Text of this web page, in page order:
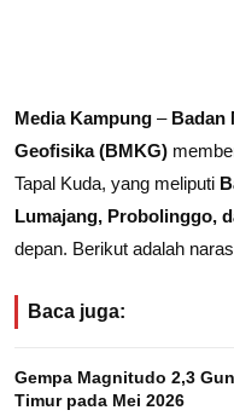
Media Kampung – Badan
Geofisika (BMKG)
Tapal Kuda, yang meliputi
Lumajang, Probolinggo,
depan. Berikut adalah
Baca juga:
Gempa Magnitudo 2,3
Timur pada Mei 2026